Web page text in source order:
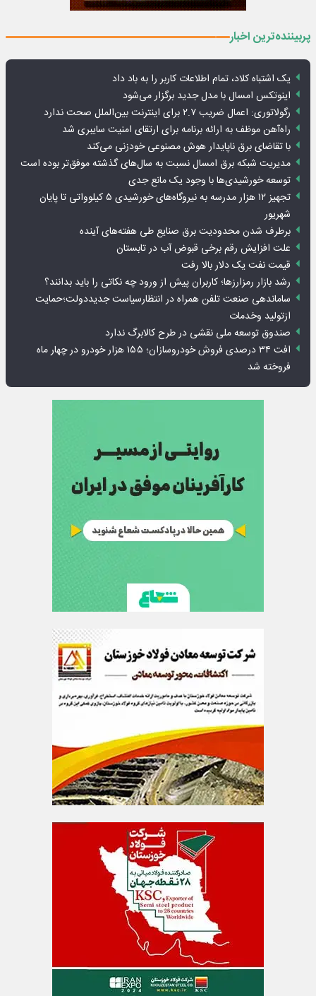
پربیننده‌ترین اخبار
یک اشتباه کلاد، تمام اطلاعات کاربر را به باد داد
اینوتکس امسال با مدل جدید برگزار می‌شود
رگولاتوری: اعمال ضریب ۲.۷ برای اینترنت بین‌الملل صحت ندارد
راه‌آهن موظف به ارائه برنامه برای ارتقای امنیت سایبری شد
با تقاضای برق ناپایدار هوش مصنوعی خودزنی می‌کند
مدیریت شبکه برق امسال نسبت به سال‌های گذشته موفق‌تر بوده است
توسعه خورشیدی‌ها با وجود یک مانع جدی
تجهیز ۱۲ هزار مدرسه به نیروگاه‌های خورشیدی ۵ کیلوواتی تا پایان
شهریور
برطرف شدن محدودیت‌ برق صنایع طی هفته‌های آینده
علت افزایش رقم برخی قبوض آب در تابستان
قیمت نفت یک دلار بالا رفت
رشد بازار رمزارزها؛ کاربران پیش از ورود چه نکاتی را باید بدانند؟
ساماندهی صنعت تلفن همراه در انتظارسیاست جدیددولت؛حمایت
ازتولید وخدمات
صندوق توسعه ملی نقشی در طرح کالابرگ ندارد
افت ۳۴ درصدی فروش خودروسازان؛ ۱۵۵ هزار خودرو در چهار ماه
فروخته شد